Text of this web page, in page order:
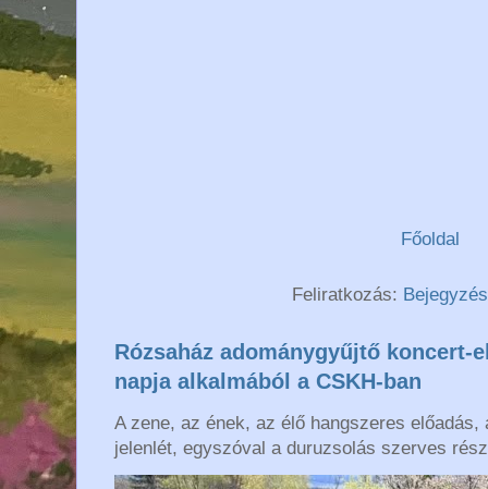
Főoldal
Feliratkozás:
Rózsaház adománygyűjtő koncert-
napja alkalmából a CSKH-ban
A zene, az ének, az élő hangszeres
jelenlét, egyszóval a duruzsolás szerves